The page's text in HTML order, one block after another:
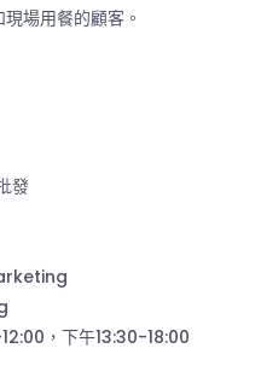
場用餐的顧客。
發
，下午13:30-18:00